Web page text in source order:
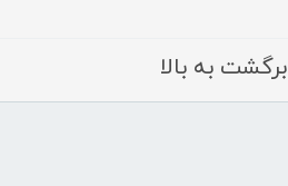
برگشت به بالا